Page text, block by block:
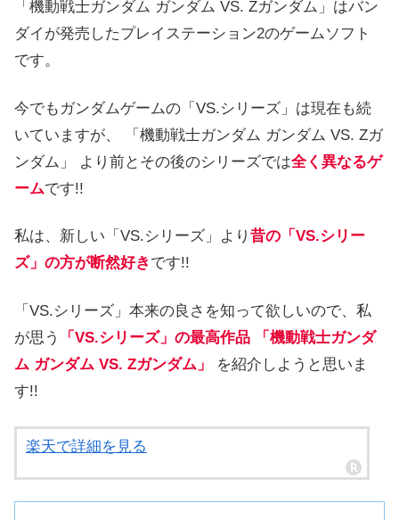
「機動戦士ガンダム ガンダム VS. Zガンダム」はバン
ダイが発売したプレイステーション2のゲームソフト
です。
今でもガンダムゲームの「VS.シリーズ」は現在も続
いていますが、 「機動戦士ガンダム ガンダム VS. Zガ
ンダム」 より前とその後のシリーズでは全く異なるゲ
ームです!!
私は、新しい「VS.シリーズ」より 昔の「VS.シリー
ズ」の方が断然好き です!!
「VS.シリーズ」本来の良さを知って欲しいので、私
が思う
「VS.シリーズ」の最高作品 「機動戦士ガンダ
ム ガンダム VS. Zガンダム」
を紹介しようと思いま
す!!
楽天で詳細を見る